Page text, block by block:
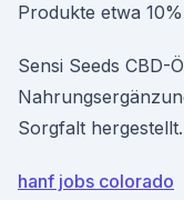
Produkte etwa
Sensi Seeds CBD-
Sorgfalt hergestellt.
hanf jobs colorado